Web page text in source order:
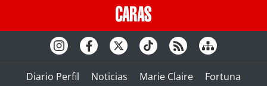
Diario Perfil Noticias Marie Claire
Fortuna